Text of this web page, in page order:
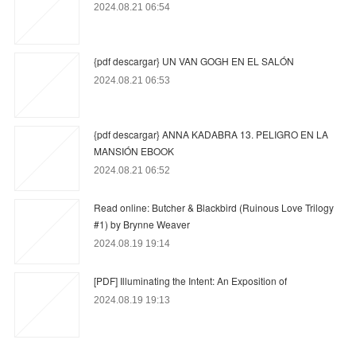
2024.08.21 06:54
{pdf descargar} UN VAN GOGH EN EL SALÓN
2024.08.21 06:53
{pdf descargar} ANNA KADABRA 13. PELIGRO EN LA
MANSIÓN EBOOK
2024.08.21 06:52
Read online: Butcher & Blackbird (Ruinous Love Trilogy
#1) by Brynne Weaver
2024.08.19 19:14
[PDF] Illuminating the Intent: An Exposition of
2024.08.19 19:13